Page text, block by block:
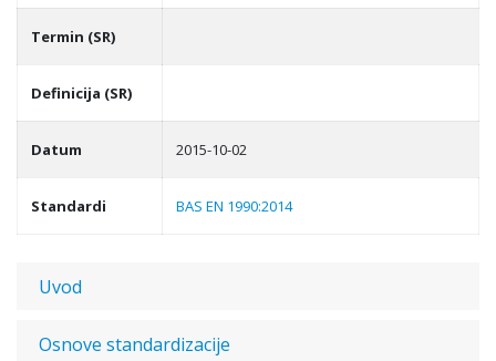
Termin (SR)
Definicija (SR)
Datum 2015-10-02
Standardi BAS EN 1990:2014
Uvod
Osnove standardizacije